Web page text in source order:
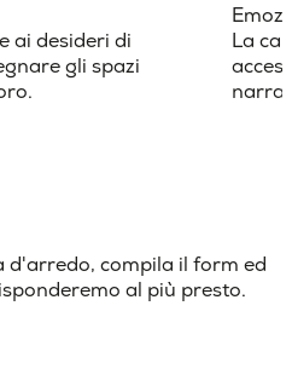
ai desideri di
gli spazi
La
d'arredo, compila il form ed
al più presto.